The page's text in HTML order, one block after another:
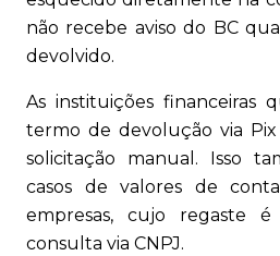
não recebe aviso do BC
devolvido.
As instituições financeiras
termo de devolução via
solicitação manual. Isso
casos de valores de
empresas, cujo regaste
consulta via CNPJ.